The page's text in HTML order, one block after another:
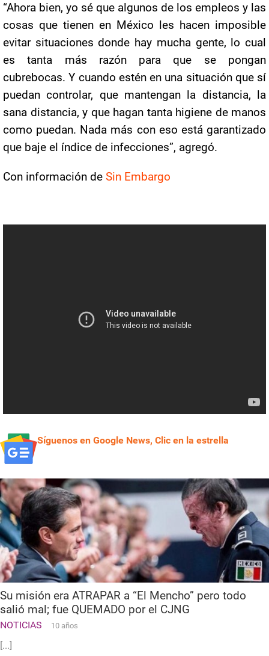
“Ahora bien, yo sé que algunos de los empleos y las
cosas que tienen en México les hacen imposible
evitar situaciones donde hay mucha gente, lo cual
es tanta más razón para que se pongan
cubrebocas. Y cuando estén en una situación que sí
puedan controlar, que mantengan la distancia, la
sana distancia, y que hagan tanta higiene de manos
como puedan. Nada más con eso está garantizado
que baje el índice de infecciones”, agregó.
Con información de Sin Embargo
Síguenos en Google News, Clic en la estrella
Su misión era ATRAPAR a “El Mencho” pero todo
salió mal; fue QUEMADO por el CJNG
NOTICIAS 10 años
[...]